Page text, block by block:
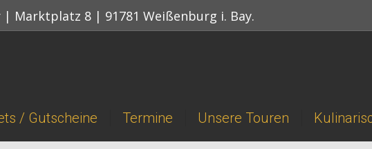
| Marktplatz 8 | 91781 Weißenburg i. Bay.
/ Gutscheine Termine Unsere Touren